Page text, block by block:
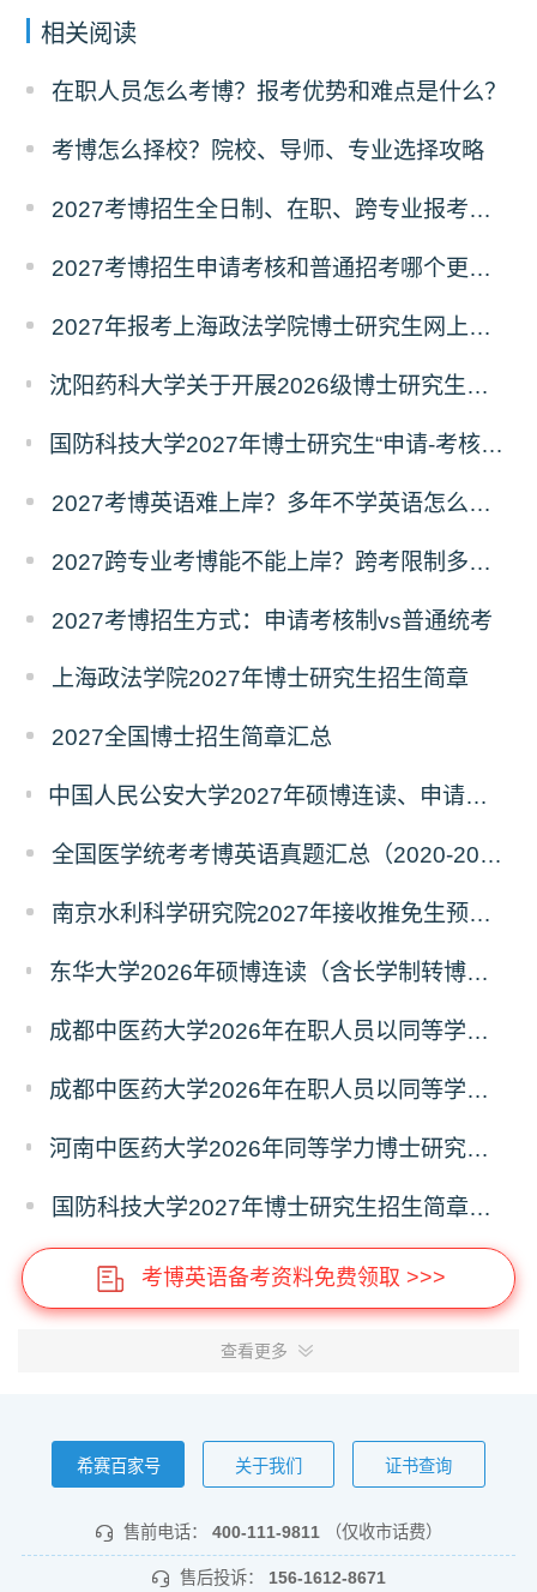
相关阅读
在职人员怎么考博？报考优势和难点是什么？
考博怎么择校？院校、导师、专业选择攻略
2027考博招生全日制、在职、跨专业报考要求
2027考博招生申请考核和普通招考哪个更好考？
2027年报考上海政法学院博士研究生网上报名公告
沈阳药科大学关于开展2026级博士研究生录取后信息采集及档案调取等相关工作的通知
国防科技大学2027年博士研究生“申请-考核”制招生专业基础笔试考试大纲
2027考博英语难上岸？多年不学英语怎么备考？
2027跨专业考博能不能上岸？跨考限制多不多？
2027考博招生方式：申请考核制vs普通统考
上海政法学院2027年博士研究生招生简章
2027全国博士招生简章汇总
中国人民公安大学2027年硕博连读、申请考核、本科直博博士研究生招生报名事宜的通知
全国医学统考考博英语真题汇总（2020-2026年）
南京水利科学研究院2027年接收推免生预报名公告
东华大学2026年硕博连读（含长学制转博）博士研究生拟录取名单公示
成都中医药大学2026年在职人员以同等学力申请中西医结合博士学术学位招生章程
成都中医药大学2026年在职人员以同等学力申请中医博士专业学位招生章程
河南中医药大学2026年同等学力博士研究生招生拟进入复试人员名单公示
国防科技大学2027年博士研究生招生简章（预发版）
考博英语备考资料免费领取 >>>
查看更多
希赛百家号 关于我们 证书查询
售前电话： 400-111-9811 （仅收市话费）
售后投诉： 156-1612-8671